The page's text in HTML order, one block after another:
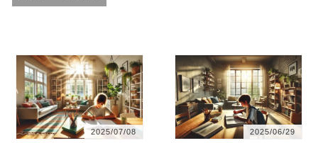
2025/07/08 2025/06/29